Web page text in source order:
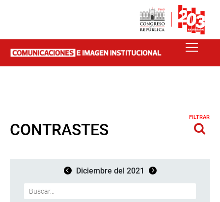
CONTRASTES
FILTRAR
Diciembre del 2021